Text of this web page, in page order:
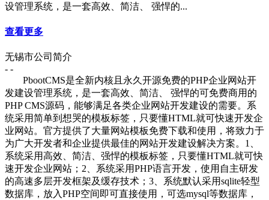
设管理系统，是一套高效、简洁、 强悍的...
查看更多
无锡市公司简介
- -
PbootCMS是全新内核且永久开源免费的PHP企业网站开
发建设管理系统，是一套高效、简洁、 强悍的可免费商用的
PHP CMS源码，能够满足各类企业网站开发建设的需要。系
统采用简单到想哭的模板标签，只要懂HTML就可快速开发企
业网站。官方提供了大量网站模板免费下载和使用，将致力于
为广大开发者和企业提供最佳的网站开发建设解决方案。1、
系统采用高效、简洁、强悍的模板标签，只要懂HTML就可快
速开发企业网站；2、系统采用PHP语言开发，使用自主研发
的高速多层开发框架及缓存技术；3、系统默认采用sqlite轻型
数据库，放入PHP空间即可直接使用，可选mysql等数据库，